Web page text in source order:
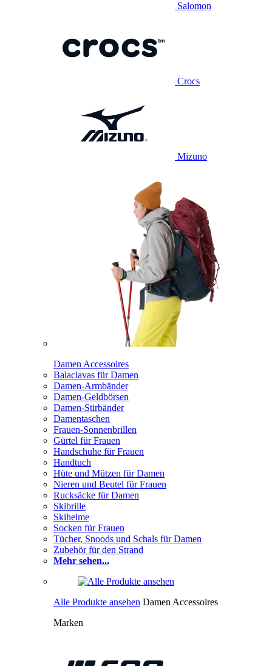
Salomon
Crocs
Mizuno
Damen Accessoires
Balaclavas für Damen
Damen-Armbänder
Damen-Geldbörsen
Damen-Stirbänder
Damentaschen
Frauen-Sonnenbrillen
Gürtel für Frauen
Handschuhe für Frauen
Handtuch
Hüte und Mützen für Damen
Nieren und Beutel für Frauen
Rucksäcke für Damen
Skibrille
Skihelme
Socken für Frauen
Tücher, Snoods und Schals für Damen
Zubehör für den Strand
Mehr sehen...
Alle Produkte ansehen Damen Accessoires
Marken